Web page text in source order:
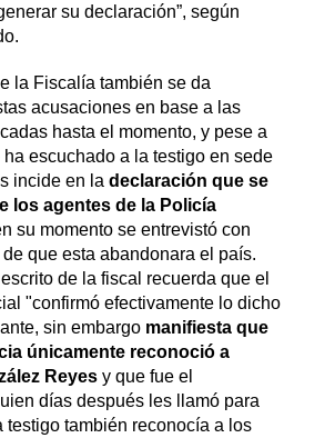
su declaración”, según
la Fiscalía también se da
acusaciones en base a las
hasta el momento, y pese a
escuchado a la testigo en sede
incide en la declaración que se
los agentes de la Policía
su momento se entrevistó con
que esta abandonara el país.
de la fiscal recuerda que el
"confirmó efectivamente lo dicho
sin embargomanifiesta que
únicamente reconoció a
Reyesy que fue el
días después les llamó para
testigo también reconocía a los